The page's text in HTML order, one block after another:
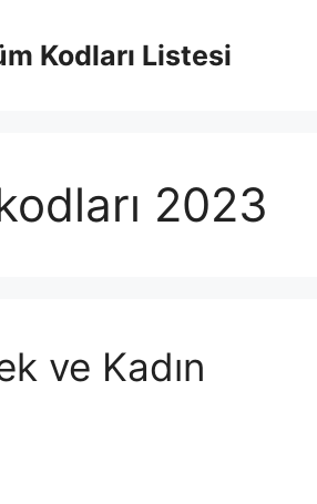
Kodları Listesi
2023
ve Kadın